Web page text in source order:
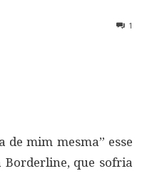
1
de mim mesma” esse
que sofria